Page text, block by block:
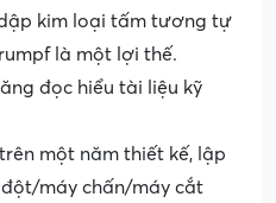
kim loại tấm tương tự
là một lợi thế.
đọc hiểu tài liệu kỹ
một năm thiết kế, lập
máy chấn/máy cắt